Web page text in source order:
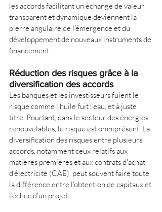
les accords facilitant un échange de valeur
transparent et dynamique deviennent la
pierre angulaire de l'émergence et du
développement de nouveaux instruments de
financement.
Réduction des risques grâce à la
diversification des accords
Les banques et les investisseurs fuient le
risque comme l'huile fuit l'eau, et à juste
titre. Pourtant, dans le secteur des énergies
renouvelables, le risque est omniprésent. La
diversification des risques entre plusieurs
accords, notamment ceux relatifs aux
matières premières et aux contrats d'achat
d'électricité (CAE), peut souvent faire toute
la différence entre l'obtention de capitaux et
l'échec d'un projet.